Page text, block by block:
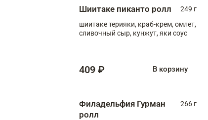
Шиитаке пиканто ролл
249 г
шиитаке терияки, краб-крем, омлет,
сливочный сыр, кунжут, яки соус
409 ₽ В корзину
Филадельфия Гурман
ролл
266 г